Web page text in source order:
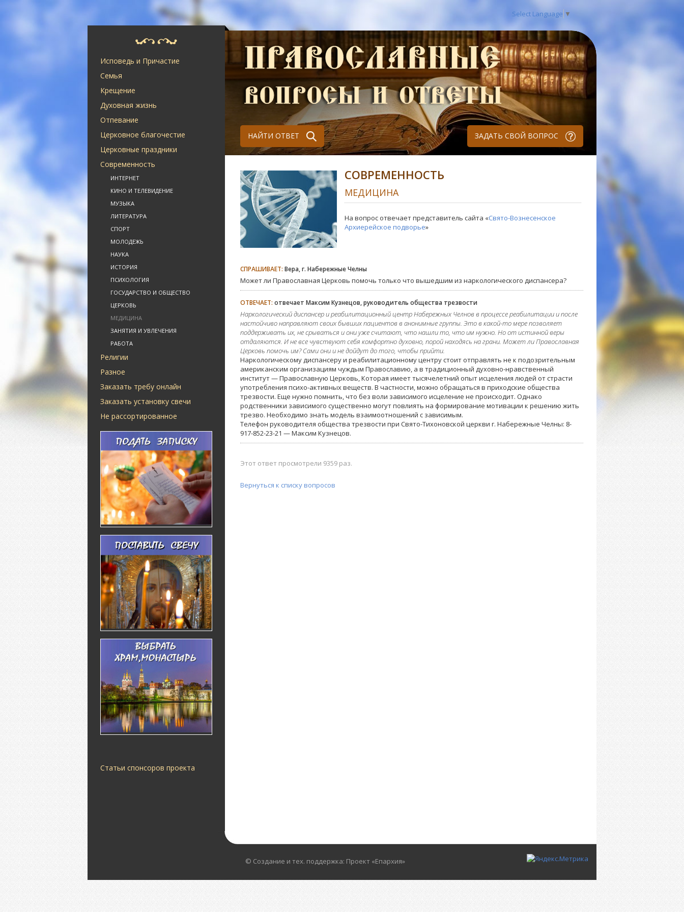
Select Language ▼
Исповедь и Причастие
Семья
Крещение
Духовная жизнь
Отпевание
Церковное благочестие
Церковные праздники
Современность
ИНТЕРНЕТ
КИНО И ТЕЛЕВИДЕНИЕ
МУЗЫКА
ЛИТЕРАТУРА
СПОРТ
МОЛОДЕЖЬ
НАУКА
ИСТОРИЯ
ПСИХОЛОГИЯ
ГОСУДАРСТВО И ОБЩЕСТВО
ЦЕРКОВЬ
МЕДИЦИНА
ЗАНЯТИЯ И УВЛЕЧЕНИЯ
РАБОТА
Религии
Разное
Заказать требу онлайн
Заказать установку свечи
Не рассортированное
Статьи спонсоров проекта
НАЙТИ ОТВЕТ ЗАДАТЬ СВОЙ ВОПРОС
СОВРЕМЕННОСТЬ
МЕДИЦИНА
На вопрос отвечает представитель сайта «Свято-Вознесенское
Архиерейское подворье»
СПРАШИВАЕТ: Вера, г. Набережные Челны
Может ли Православная Церковь помочь только что вышедшим из наркологического диспансера?
ОТВЕЧАЕТ: отвечает Максим Кузнецов, руководитель общества трезвости
Наркологический диспансер и реабилитационный центр Набережных Челнов в процессе реабилитации и после
настойчиво направляют своих бывших пациентов в анонимные группы. Это в какой-то мере позволяет
поддерживать их, не срываться и они уже считают, что нашли то, что им нужно. Но от истинной веры
отдаляются. И не все чувствуют себя комфортно духовно, порой находясь на грани. Может ли Православная
Церковь помочь им? Сами они и не дойдут до того, чтобы прийти.
Наркологическому диспансеру и реабилитационному центру стоит отправлять не к подозрительным
американским организациям чуждым Православию, а в традиционный духовно-нравственный
институт — Православную Церковь, Которая имеет тысячелетний опыт исцеления людей от страсти
употребления психо-активных веществ. В частности, можно обращаться в приходские общества
трезвости. Еще нужно помнить, что без воли зависимого исцеление не происходит. Однако
родственники зависимого существенно могут повлиять на формирование мотивации к решению жить
трезво. Необходимо знать модель взаимоотношений с зависимым.
Телефон руководителя общества трезвости при Свято-Тихоновской церкви г. Набережные Челны: 8-
917-852-23-21 — Максим Кузнецов.
Этот ответ просмотрели 9359 раз.
Вернуться к списку вопросов
© Создание и тех. поддержка: Проект «Епархия»